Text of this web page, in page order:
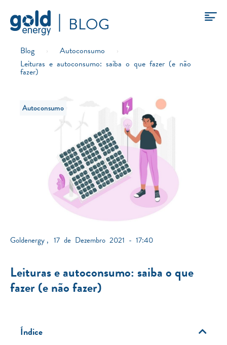
BLOG
Blog › Autoconsumo
›
Leituras e autoconsumo: saiba o que fazer (e não
fazer)
Autoconsumo
Goldenergy 17 de Dezembro 2021 - 17:40
Leituras e autoconsumo: saiba o que
fazer (e não fazer)
Índice